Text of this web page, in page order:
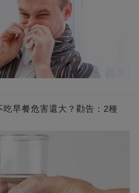
早餐危害還大？勸告：2種